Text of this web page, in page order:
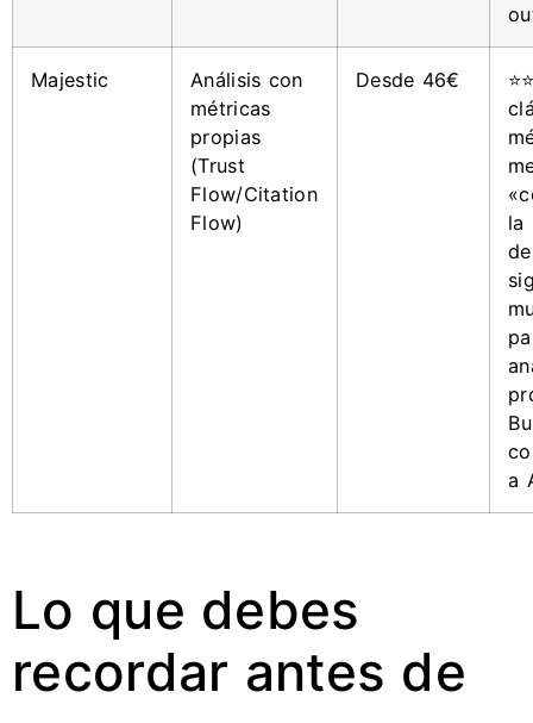
Majestic
Análisis con
métricas
propias
(Trust
Flow/Citation
Flow)
Desde 46€
la
a
Lo que debes
recordar antes de